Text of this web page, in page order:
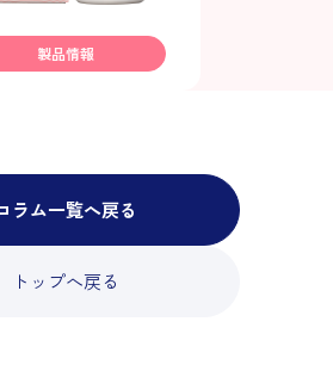
製品情報
ラム一覧へ戻る
トップへ戻る